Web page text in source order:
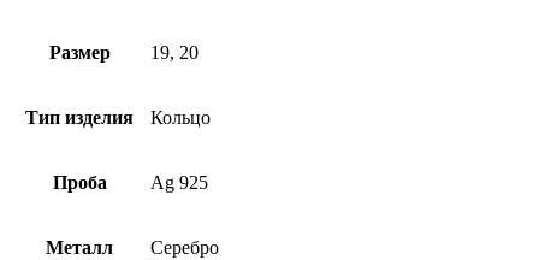
Размер 19, 20
Тип изделия Кольцо
Проба Ag 925
Металл Серебро